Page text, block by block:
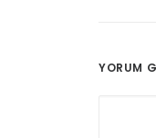
YORUM